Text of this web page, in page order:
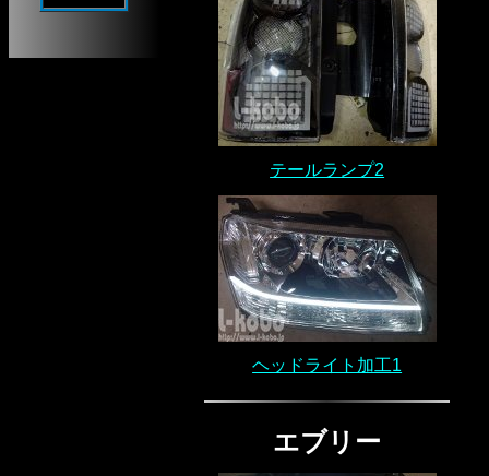
テールランプ2
ヘッドライト加工1
エブリー